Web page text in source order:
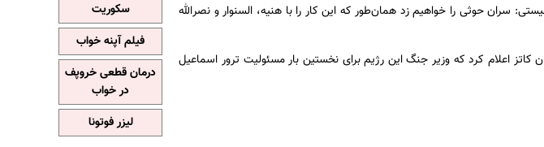
سران حوثی‌ را خواهیم زد همان‌طور که این کار را با هنیه، السنوار و نصرالله
اعلام کرد که وزیر جنگ این رژیم برای نخستین بار مسئولیت ترور اسماعیل
سکوریت
فیلم آپنه خواب
درمان قطعی خروپف
در خواب
لیزر فوتونا